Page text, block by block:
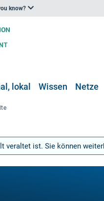
know?
lokal Wissen Netze
veraltet ist. Sie können